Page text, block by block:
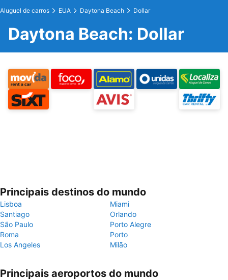
Aluguel de carros EUA Daytona Beach Dollar
Daytona Beach: Dollar
Principais destinos do mundo
Lisboa
Miami
Santiago
Orlando
São Paulo
Porto Alegre
Roma
Porto
Los Angeles
Milão
Principais aeroportos do mundo